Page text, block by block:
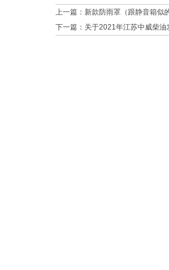
上一篇： 新款防雨罩（跟静音箱似
下一篇： 关于2021年江苏中威柴